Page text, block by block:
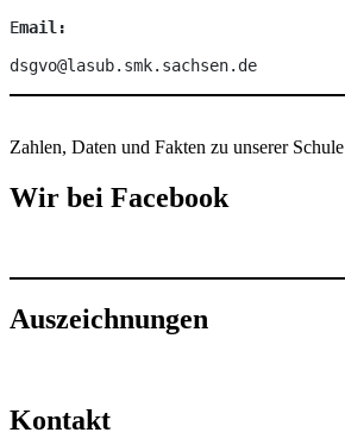
Email:
dsgvo@lasub.smk.sachsen.de
Zahlen, Daten und Fakten zu unserer Schule
Wir bei Facebook
Auszeichnungen
Kontakt